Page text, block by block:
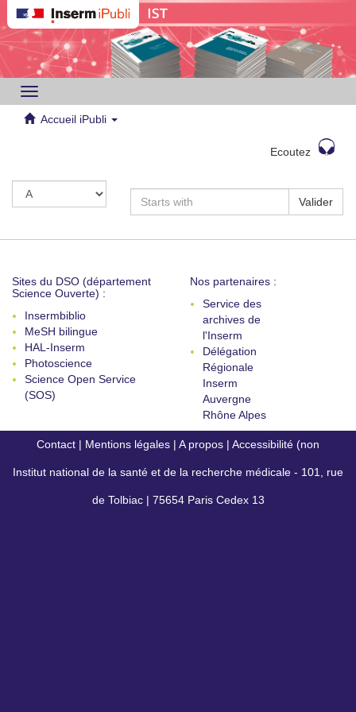
Toggle
navigation
Accueil iPubli
Ecoutez
Valider
Sites du DSO (département
Science Ouverte) :
Insermbiblio
MeSH bilingue
HAL-Inserm
Photoscience
Science Open Service
(SOS)
Nos partenaires :
Service des
archives de
l'Inserm
Délégation
Régionale
Inserm
Auvergne
Rhône Alpes
Contact | Mentions légales | A propos | Accessibilité (non
conforme)
Institut national de la santé et de la recherche médicale - 101, rue
de Tolbiac | 75654 Paris Cedex 13